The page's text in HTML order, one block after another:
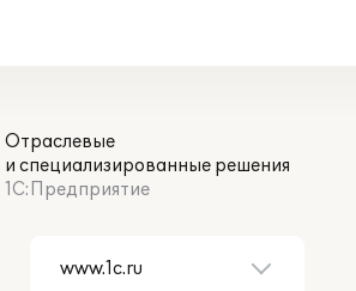
Отраслевые
и специализированные решения
1С:Предприятие